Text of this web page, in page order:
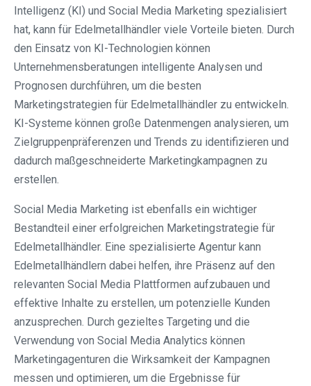
Intelligenz (KI) und Social Media Marketing spezialisiert
hat, kann für Edelmetallhändler viele Vorteile bieten. Durch
den Einsatz von KI-Technologien können
Unternehmensberatungen intelligente Analysen und
Prognosen durchführen, um die besten
Marketingstrategien für Edelmetallhändler zu entwickeln.
KI-Systeme können große Datenmengen analysieren, um
Zielgruppenpräferenzen und Trends zu identifizieren und
dadurch maßgeschneiderte Marketingkampagnen zu
erstellen.
Social Media Marketing ist ebenfalls ein wichtiger
Bestandteil einer erfolgreichen Marketingstrategie für
Edelmetallhändler. Eine spezialisierte Agentur kann
Edelmetallhändlern dabei helfen, ihre Präsenz auf den
relevanten Social Media Plattformen aufzubauen und
effektive Inhalte zu erstellen, um potenzielle Kunden
anzusprechen. Durch gezieltes Targeting und die
Verwendung von Social Media Analytics können
Marketingagenturen die Wirksamkeit der Kampagnen
messen und optimieren, um die Ergebnisse für